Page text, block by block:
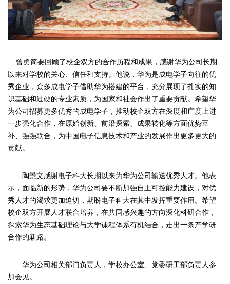
曾勇简要回顾了校企双方的合作历程和成果，感谢华为公司长期
以来对学校的关心、信任和支持。他说，华为是成电学子向往的优
秀企业，众多成电学子借助华为搭建的平台，充分展现了扎实的知
识基础和过硬的专业素质，为国家和社会作出了重要贡献。希望华
为公司招募更多优秀的成电学子，推动校企双方在深度和广度上进
一步强化合作，在原始创新、前沿探索、成果转化等方面优势互
补、强强联合，为中国电子信息技术和产业的发展作出更多更大的
贡献。
陶景文感谢电子科大长期以来为华为公司输送优秀人才。他表
示，面临新的形势，华为公司要不断加强自主可控能力建设，对优
秀人才的渴求更加迫切，期盼电子科大在其中发挥重要作用。希望
校企双方开展人才联合培养，在共同感兴趣的方向深化科研合作，
探索华为生态基础理论与大学课程体系有机结合，走出一条产学研
合作的新路。
华为公司相关部门负责人，学校办公室、党委研工部负责人参
加会见。